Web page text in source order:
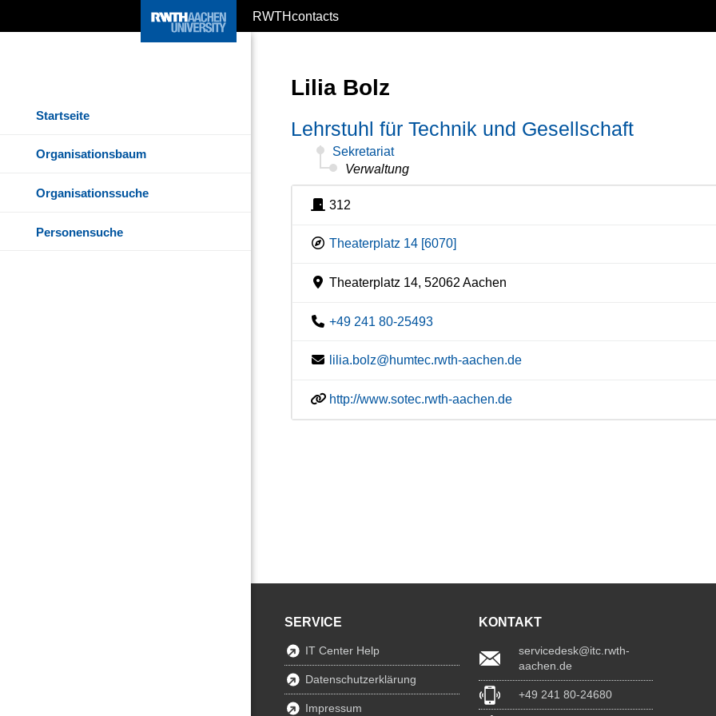
RWTHcontacts
Startseite
Organisationsbaum
Organisationssuche
Personensuche
Lilia Bolz
Lehrstuhl für Technik und Gesellschaft
Sekretariat
Verwaltung
312
Theaterplatz 14 [6070]
Theaterplatz 14, 52062 Aachen
+49 241 80-25493
lilia.bolz@humtec.rwth-aachen.de
http://www.sotec.rwth-aachen.de
SERVICE
IT Center Help
Datenschutzerklärung
Impressum
KONTAKT
servicedesk@itc.rwth-
aachen.de
+49 241 80-24680